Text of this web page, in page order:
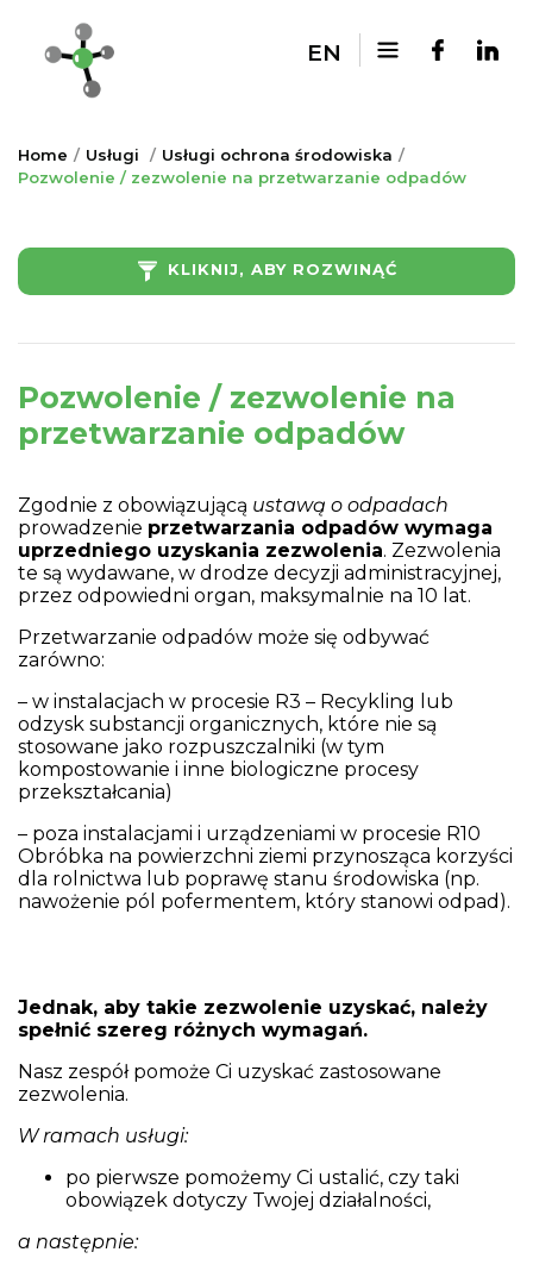
EN
Home Usługi
Usługi ochrona środowiska
Pozwolenie / zezwolenie na przetwarzanie odpadów
KLIKNIJ, ABY ROZWINĄĆ
Pozwolenie / zezwolenie na
przetwarzanie odpadów
Zgodnie z obowiązującą ustawą o odpadach
prowadzenie przetwarzania odpadów wymaga
uprzedniego uzyskania zezwolenia. Zezwolenia
te są wydawane, w drodze decyzji administracyjnej,
przez odpowiedni organ, maksymalnie na 10 lat.
Przetwarzanie odpadów może się odbywać
zarówno:
– w instalacjach w procesie R3 – Recykling lub
odzysk substancji organicznych, które nie są
stosowane jako rozpuszczalniki (w tym
kompostowanie i inne biologiczne procesy
przekształcania)
– poza instalacjami i urządzeniami w procesie R10
Obróbka na powierzchni ziemi przynosząca korzyści
dla rolnictwa lub poprawę stanu środowiska (np.
nawożenie pól pofermentem, który stanowi odpad).
Jednak, aby takie zezwolenie uzyskać, należy
spełnić szereg różnych wymagań.
Nasz zespół pomoże Ci uzyskać zastosowane
zezwolenia.
W ramach usługi:
po pierwsze pomożemy Ci ustalić, czy taki
obowiązek dotyczy Twojej działalności,
a następnie: